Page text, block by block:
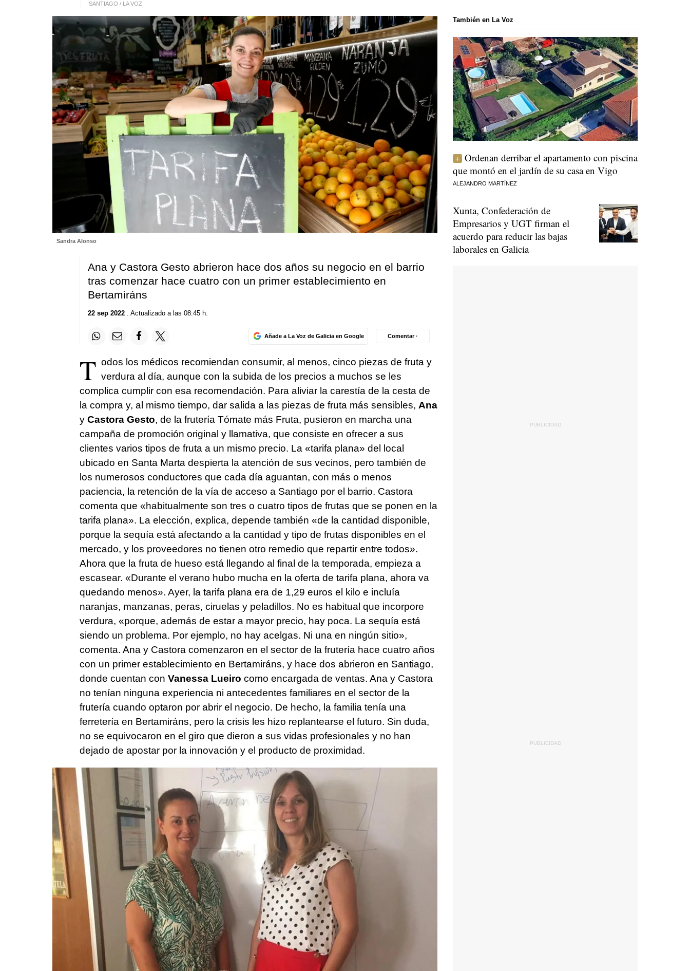
SANTIAGO / LA VOZ
Sandra Alonso
Ana y Castora Gesto abrieron hace dos años su negocio en el barrio
tras comenzar hace cuatro con un primer establecimiento en
Bertamiráns
22 sep 2022. Actualizado a las 08:45 h.
Añade a La Voz de Galicia en Google Comentar ·
T odos los médicos recomiendan consumir, al menos, cinco piezas de fruta y
verdura al día, aunque con la subida de los precios a muchos se les
complica cumplir con esa recomendación. Para aliviar la carestía de la cesta de
la compra y, al mismo tiempo, dar salida a las piezas de fruta más sensibles, Ana
y Castora Gesto, de la frutería Tómate más Fruta, pusieron en marcha una
campaña de promoción original y llamativa, que consiste en ofrecer a sus
clientes varios tipos de fruta a un mismo precio. La «tarifa plana» del local
ubicado en Santa Marta despierta la atención de sus vecinos, pero también de
los numerosos conductores que cada día aguantan, con más o menos
paciencia, la retención de la vía de acceso a Santiago por el barrio. Castora
comenta que «habitualmente son tres o cuatro tipos de frutas que se ponen en la
tarifa plana». La elección, explica, depende también «de la cantidad disponible,
porque la sequía está afectando a la cantidad y tipo de frutas disponibles en el
mercado, y los proveedores no tienen otro remedio que repartir entre todos».
Ahora que la fruta de hueso está llegando al final de la temporada, empieza a
escasear. «Durante el verano hubo mucha en la oferta de tarifa plana, ahora va
quedando menos». Ayer, la tarifa plana era de 1,29 euros el kilo e incluía
naranjas, manzanas, peras, ciruelas y peladillos. No es habitual que incorpore
verdura, «porque, además de estar a mayor precio, hay poca. La sequía está
siendo un problema. Por ejemplo, no hay acelgas. Ni una en ningún sitio»,
comenta. Ana y Castora comenzaron en el sector de la frutería hace cuatro años
con un primer establecimiento en Bertamiráns, y hace dos abrieron en Santiago,
donde cuentan con Vanessa Lueiro como encargada de ventas. Ana y Castora
no tenían ninguna experiencia ni antecedentes familiares en el sector de la
frutería cuando optaron por abrir el negocio. De hecho, la familia tenía una
ferretería en Bertamiráns, pero la crisis les hizo replantearse el futuro. Sin duda,
no se equivocaron en el giro que dieron a sus vidas profesionales y no han
dejado de apostar por la innovación y el producto de proximidad.
También en La Voz
Ordenan derribar el apartamento con piscina
que montó en el jardín de su casa en Vigo
ALEJANDRO MARTÍNEZ
Xunta, Confederación de
Empresarios y UGT firman el
acuerdo para reducir las bajas
laborales en Galicia